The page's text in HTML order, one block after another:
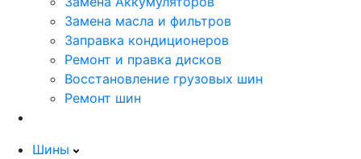
Замена масла и фильтров
Заправка кондиционеров
Ремонт и правка дисков
Восстановление грузовых шин
Ремонт шин
Шины